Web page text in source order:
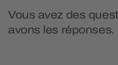
Vous avez des
avons les réponses.